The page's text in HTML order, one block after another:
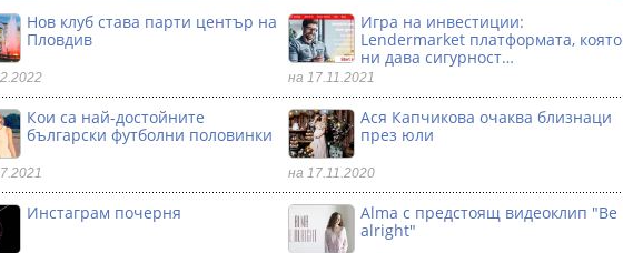
Нов клуб става парти център на
Пловдив
Игра на инвестиции:
Lendermarket платформата, която
ни дава сигурност…
на 17.11.2021
Кои са най-достойните
български футболни половинки
Ася Капчикова очаква близнаци
през юли
на 17.11.2020
Инстаграм почерня
Alma с предстоящ видеоклип "Be
alright"